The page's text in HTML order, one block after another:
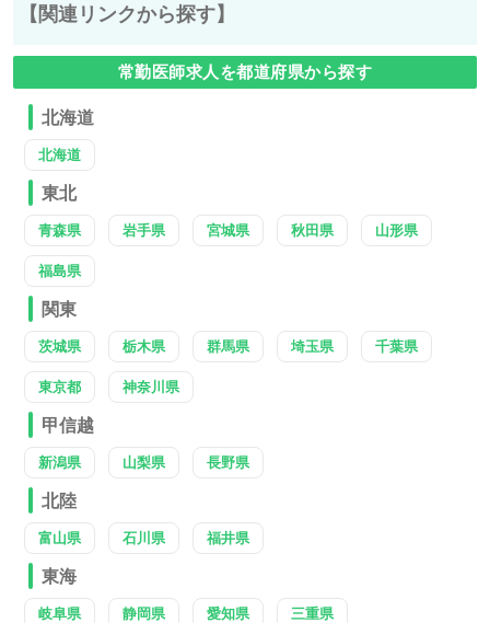
【関連リンクから探す】
常勤医師求人を都道府県から探す
北海道
北海道
東北
青森県 岩手県 宮城県 秋田県 山形県
福島県
関東
茨城県 栃木県 群馬県 埼玉県 千葉県
東京都 神奈川県
甲信越
新潟県 山梨県 長野県
北陸
富山県 石川県 福井県
東海
岐阜県 静岡県 愛知県 三重県